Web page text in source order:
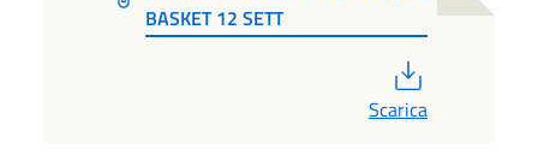
BASKET 12 SETT
Scarica